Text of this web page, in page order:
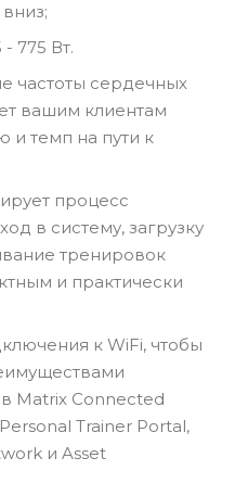
775 Вт.
частоты сердечных
вашим клиентам
и темп на пути к
процесс
в систему, загрузку
тренировок
и практически
к WiFi, чтобы
Matrix Connected
Trainer Portal,
и Asset